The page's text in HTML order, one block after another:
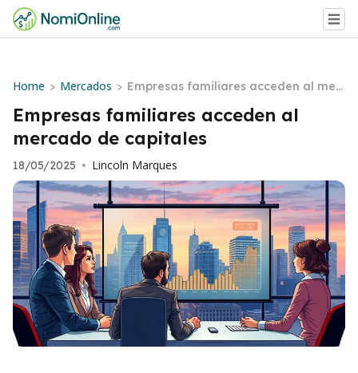
Home > Mercados > Empresas familiares acceden al mer
cado de capitales
Empresas familiares acceden al
mercado de capitales
18/05/2025 • Lincoln Marques